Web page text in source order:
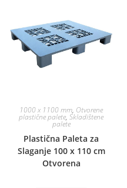
1000 x 1100 mm, Otvorene
plastične palete, Skladištene
palete
Plastična Paleta za
Slaganje 100 x 110 cm
Otvorena